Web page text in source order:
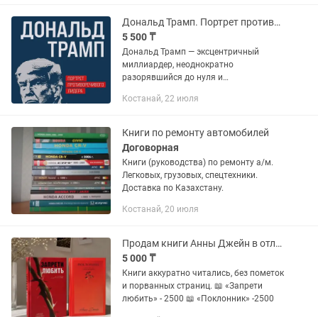
Дональд Трамп. Портрет противоречивого лидера. От первого президентского ср
5 500 ₸
Дональд Трамп — эксцентричный
миллиардер, неоднократно
разорявшийся до нуля и
сгоревших облигаций и займов.
и полногрудых...
Костанай, 22 июля
Книги по ремонту автомобилей
Договорная
Книги (руководства) по ремонту а/м.
Легковых, грузовых, спецтехники.
Доставка по Казахстану.
Костанай, 20 июля
Продам книги Анны Джейн в отличном состоянии!
5 000 ₸
Книги аккуратно читались, без пометок
и порванных страниц. 📖 «Запрети
любить» - 2500 📖 «Поклонник» -2500